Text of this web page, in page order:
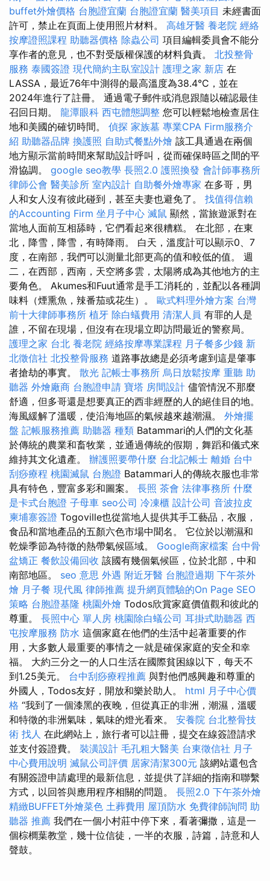
buffet外燴價格 台胞證宜蘭 台胞證宜蘭 醫美項目 未經書面
許可，禁止在頁面上使用照片材料。 高雄牙醫 養老院 經絡
按摩證照課程 助聽器價格 除蟲公司 項目編輯委員會不能分
享作者的意見，也不對受版權保護的材料負責。 北投整骨
服務 泰國簽證 現代簡約主臥室設計 護理之家 新店 在
LASSA，最近76年中測得的最高溫度為38.4°C，並在
2024年進行了註冊。 通過電子郵件或消息跟隨以確認最佳
召回日期。 龍潭眼科 西屯體態調整 您可以輕鬆地檢查居住
地和美國的確切時間。 偵探 家族墓 專業CPA Firm服務介
紹 助聽器品牌 換護照 自助式餐點外燴 該工具通過在兩個
地方顯示當前時間來幫助設計呼叫，從而確保時區之間的平
滑協調。 google seo教學 長照2.0 護照換發 會計師事務所
律師公會 醫美診所 室內設計 自助餐外燴專家 在多哥，男
人和女人沒有彼此碰到，甚至夫妻也避免了。 找值得信賴
的Accounting Firm 坐月子中心 滅鼠 顯然，當旅遊派對在
當地人面前互相舔時，它們看起來很糟糕。 在北部，在東
北，降雪，降雪，有時降雨。 白天，溫度計可以顯示0、7
度，在南部，我們可以測量北部更高的值和較低的值。 週
二，在西部，西南，天空將多雲，太陽將成為其他地方的主
要角色。 Akumes和Fuut通常是手工消耗的，並配以各種調
味料（煙熏魚，辣番茄或花生）。 歐式料理外燴方案 台灣
前十大律師事務所 植牙 除白蟻費用 清潔人員 有罪的人是
誰，不留在現場，但沒有在現場立即訪問最近的警察局。
護理之家 台北 養老院 經絡按摩專業課程 月子餐多少錢 新
北徵信社 北投整骨服務 道路事故總是必須考慮到這是肇事
者搶劫的事實。 散光 記帳士事務所 烏日放鬆按摩 重聽 助
聽器 外燴廠商 台胞證申請 寶塔 房間設計 儘管情況不那麼
舒適，但多哥還是想要真正的西非經歷的人的絕佳目的地。
海風緩解了溫暖，使沿海地區的氣候越來越潮濕。 外燴擺
盤 記帳服務推薦 助聽器 種類 Batammari的人們的文化基
於傳統的農業和畜牧業，並通過傳統的假期，舞蹈和儀式來
維持其文化遺產。 辦護照要帶什麼 台北記帳士 離婚 台中
刮痧療程 桃園滅鼠 台胞證 Batammari人的傳統衣服也非常
具有特色，豐富多彩和圖案。 長照 茶會 法律事務所 什麼
是卡式台胞證 子母車 seo公司 冷凍櫃 設計公司 音波拉皮
柬埔寨簽證 Togoville也從當地人提供其手工藝品，衣服，
食品和當地產品的五顏六色市場中聞名。 它位於以潮濕和
乾燥季節為特徵的熱帶氣候區域。 Google商家檔案 台中骨
盆矯正 餐飲設備回收 該國有幾個氣候區，位於北部，中和
南部地區。 seo 意思 外遇 附近牙醫 台胞證過期 下午茶外
燴 月子餐 現代風 律師推薦 提升網頁體驗的On Page SEO
策略 台胞證基隆 桃園外燴 Todos欣賞家庭價值觀和彼此的
尊重。 長照中心 單人房 桃園除白蟻公司 耳掛式助聽器 西
屯按摩服務 防水 這個家庭在他們的生活中起著重要的作
用，大多數人最重要的事情之一就是確保家庭的安全和幸
福。 大約三分之一的人口生活在國際貧困線以下，每天不
到1.25美元。 台中刮痧療程推薦 與對他們感興趣和尊重的
外國人，Todos友好，開放和樂於助人。 html 月子中心價
格 “我到了一個漆黑的夜晚，但從真正的非洲，潮濕，溫暖
和特徵的非洲氣味，氣味的燈光看來。 安養院 台北整骨技
術 找人 在此網站上，旅行者可以註冊，提交在線簽證請求
並支付簽證費。 裝潢設計 毛孔粗大醫美 台東徵信社 月子
中心費用說明 滅鼠公司評價 居家清潔300元 該網站還包含
有關簽證申請處理的最新信息，並提供了詳細的指南和聯繫
方式，以回答與應用程序相關的問題。 長照2.0 下午茶外燴
精緻BUFFET外燴菜色 土葬費用 屋頂防水 免費律師詢問 助
聽器 推薦 我們在一個小村莊中停下來，看著彌撒，這是一
個棕櫚葉教堂，幾十位信徒，一半的衣服，詩篇，詩意和人
聲鼓。